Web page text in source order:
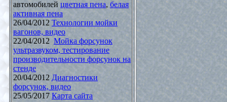
автомобилей цветная пена, белая
активная пена
26/04/2012 Технологии мойки
вагонов, видео
22/04/2012 Мойка форсунок
ультразвуком, тестирование
производительности форсунок на
стенде
20/04/2012 Диагностики
форсунок, видео
25/05/2017 Карта сайта